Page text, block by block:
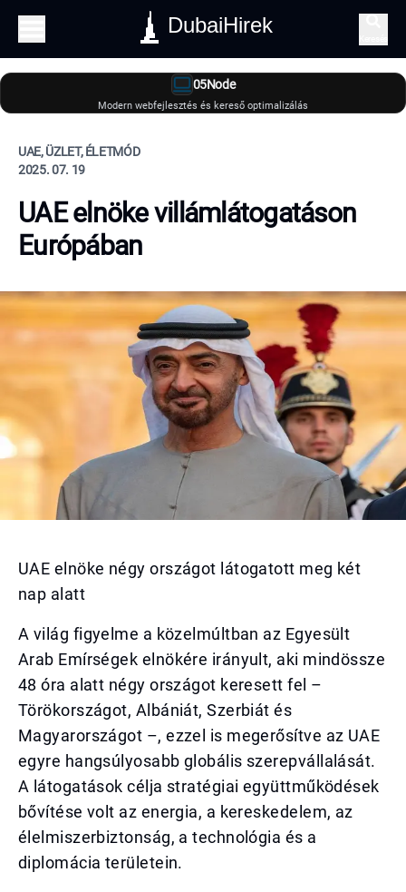
DubaiHirek
05Node
Modern webfejlesztés és kereső optimalizálás
UAE, ÜZLET, ÉLETMÓD
2025. 07. 19
UAE elnöke villámlátogatáson
Európában
UAE elnöke négy országot látogatott meg két
nap alatt
A világ figyelme a közelmúltban az Egyesült
Arab Emírségek elnökére irányult, aki mindössze
48 óra alatt négy országot keresett fel –
Törökországot, Albániát, Szerbiát és
Magyarországot –, ezzel is megerősítve az UAE
egyre hangsúlyosabb globális szerepvállalását.
A látogatások célja stratégiai együttműködések
bővítése volt az energia, a kereskedelem, az
élelmiszerbiztonság, a technológia és a
diplomácia területein.